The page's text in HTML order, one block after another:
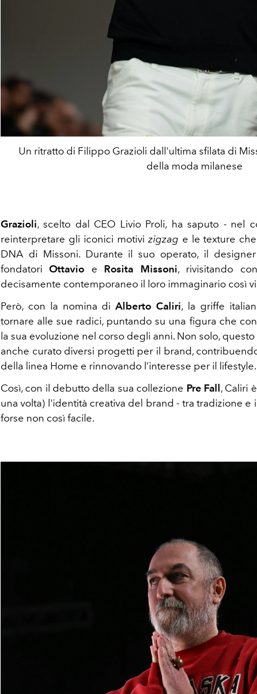
Un ritratto di Filippo Grazioli dall'ultima sfilata di
della moda milanese
Grazioli, scelto dal CEO Livio Proli, ha saputo - nel
reinterpretare gli iconici motivizigzag e le texture
DNA di Missoni. Durante il suo operato, il
fondatoriOttavio e Rosita Missoni, rivisitando
decisamente contemporaneo il loro immaginario così
Però, con la nomina diAlberto Caliri, la griffe
tornare alle sue radici, puntando su una figura che
la sua evoluzione nel corso degli anni. Non solo,
anche curato diversi progetti per il brand,
della linea Home e rinnovando l’interesse per il lifestyle.
Così, con il debutto della sua collezione Pre Fall , Caliri
una volta) l'identità creativa del brand - tra tradizione e
forse non così facile.